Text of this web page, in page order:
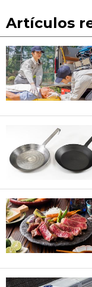
Artículos